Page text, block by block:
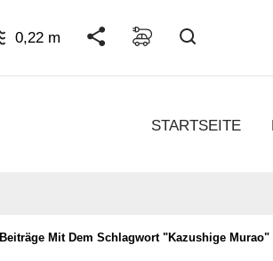
0,22 m
STARTSEITE
Beiträge Mit Dem Schlagwort "Kazushige Murao"